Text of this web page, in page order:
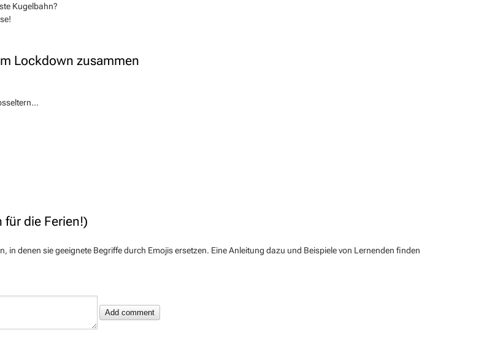
Kugelbahn?
Lockdown zusammen
für die Ferien!)
in denen sie geeignete Begriffe durch Emojis ersetzen. Eine Anleitung dazu und Beispiele von Lernenden finden